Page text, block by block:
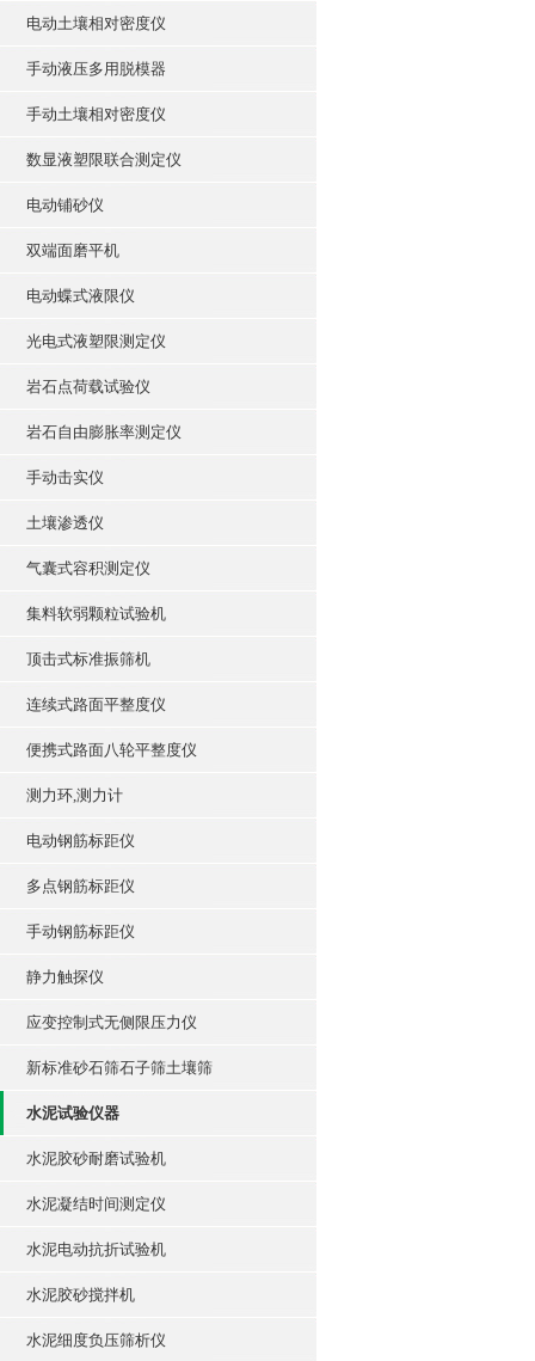
电动土壤相对密度仪
手动液压多用脱模器
手动土壤相对密度仪
数显液塑限联合测定仪
电动铺砂仪
双端面磨平机
电动蝶式液限仪
光电式液塑限测定仪
岩石点荷载试验仪
岩石自由膨胀率测定仪
手动击实仪
土壤渗透仪
气囊式容积测定仪
集料软弱颗粒试验机
顶击式标准振筛机
连续式路面平整度仪
便携式路面八轮平整度仪
测力环,测力计
电动钢筋标距仪
多点钢筋标距仪
手动钢筋标距仪
静力触探仪
应变控制式无侧限压力仪
新标准砂石筛石子筛土壤筛
水泥试验仪器
水泥胶砂耐磨试验机
水泥凝结时间测定仪
水泥电动抗折试验机
水泥胶砂搅拌机
水泥细度负压筛析仪